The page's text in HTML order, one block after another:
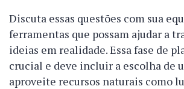
Discuta essas questões com sua
ferramentas que possam ajudar a
ideias em realidade. Essa fase de
crucial e deve incluir a escolha de
aproveite recursos naturais como